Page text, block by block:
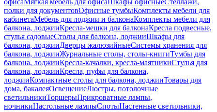
офисаМягкая мебель для офисаШкафы офисныеСтеллажи,
полки для документовОфисные тумбыКомплекты мебели для
кабинетаМебель для лоджии и балконаКомплекты мебели для
балкона, лоджииКресла-мешки для балконаКресла подвесные,
стулья садовыеСтолы для балкона, лоджииШкафы для
балкона, лоджииДверцы жалюзийныеСистемы хранения для
балкона, лоджииЖурнальные столы, столы-книгиТумбы для
балкона, лоджииКресла-качалки, кресла-маятникиСтулья для
балкона, лоджииКресла, пуфы для балкона,
лоджииКомпактные столы для балкона, лоджииТовары для
дома, бакалеяОсвещениеЛюстры, потолочные
светильникиТоршерыПрикроватные лампы,
ночникиНастольные лампыСпотыНастенные светильники,